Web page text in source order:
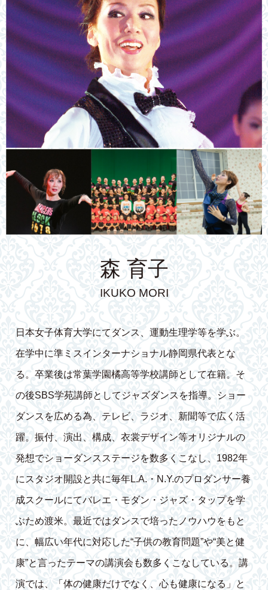
森 育子
IKUKO MORI
日本女子体育大学にてダンス、運動生理学等を学ぶ。
在学中に準ミスインターナショナル静岡県代表とな
る。卒業後は常葉学園橘高等学校講師として在籍。そ
の後SBS学苑講師としてジャズダンスを指導。ショー
ダンスを広める為、テレビ、ラジオ、新聞等で広く活
躍。振付、演出、構成、衣裳デザイン等オリジナルの
発想でショーダンスステージを数多くこなし、1982年
にスタジオ開設と共に毎年L.A.・N.Y.のプロダンサー養
成スクールにてバレエ・モダン・ジャズ・タップを学
ぶため渡米。最近ではダンスで培ったノウハウをもと
に、幅広い年代に対応した“子供の教育問題”や“美と健
康”と言ったテーマの講演会も数多くこなしている。講
演では、「体の健康だけでなく、心も健康になる」と